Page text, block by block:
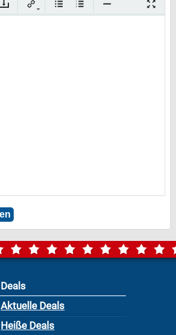
Deals
Aktuelle Deals
Heiße Deals